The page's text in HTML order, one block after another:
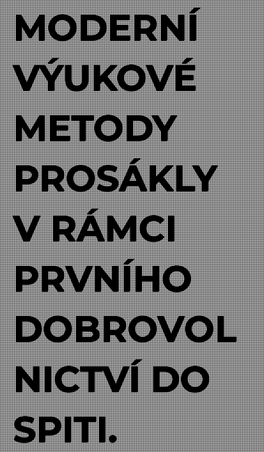
MODERNÍ
VÝUKOVÉ
METODY
PROSÁKLY
V RÁMCI
PRVNÍHO
DOBROVOL
NICTVÍ DO
SPITI.